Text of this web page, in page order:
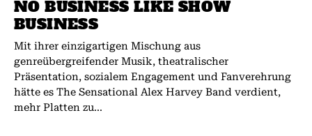
NO BUSINESS LIKE SHOW
BUSINESS
Mit ihrer einzigartigen Mischung aus
genreübergreifender Musik, theatralischer
Präsentation, sozialem Engagement und Fanverehrung
hätte es The Sensational Alex Harvey Band verdient,
mehr Platten zu...